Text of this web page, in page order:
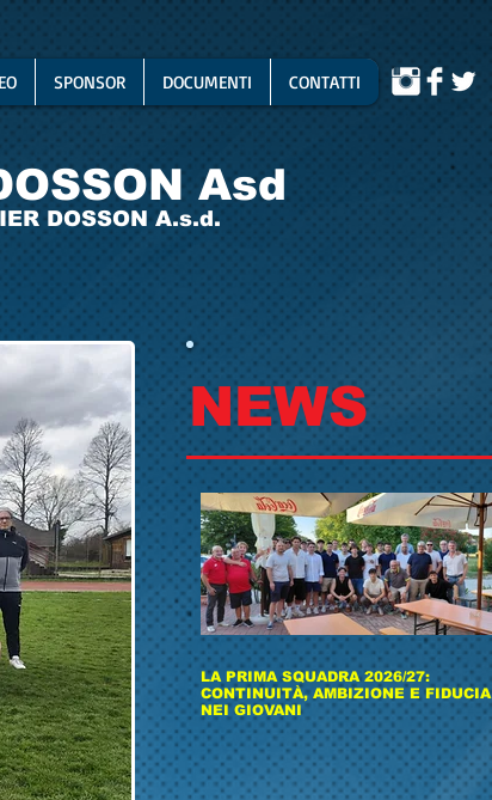
SPONSOR DOCUMENTI CONTATTI
Asd
DOSSON A.s.d.
NEWS
LA PRIMA SQUADRA 2026/27:
CONTINUITÀ, AMBIZIONE E FIDUCIA
NEI GIOVANI